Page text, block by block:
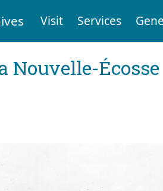
Visit Services
Nouvelle-Écosse